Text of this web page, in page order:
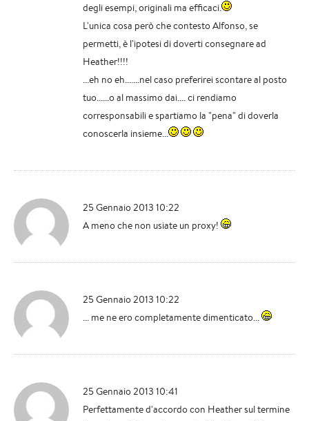
degli esempi, originali ma efficaci.
L'unica cosa però che contesto Alfonso, se
permetti, è l'ipotesi di doverti consegnare ad
Heather!!!!
...eh no eh.......nel caso preferirei scontare al posto
tuo......o al massimo dai.... ci rendiamo
corresponsabili e spartiamo la "pena" di doverla
conoscerla insieme...
25 Gennaio 2013 10:22
A meno che non usiate un proxy!
25 Gennaio 2013 10:22
... me ne ero completamente dimenticato...
25 Gennaio 2013 10:41
Perfettamente d'accordo con Heather sul termine